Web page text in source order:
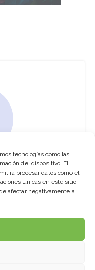
tecnologías como las
del dispositivo. El
procesar datos como el
únicas en este sitio.
afectar negativamente a
access this
for registered